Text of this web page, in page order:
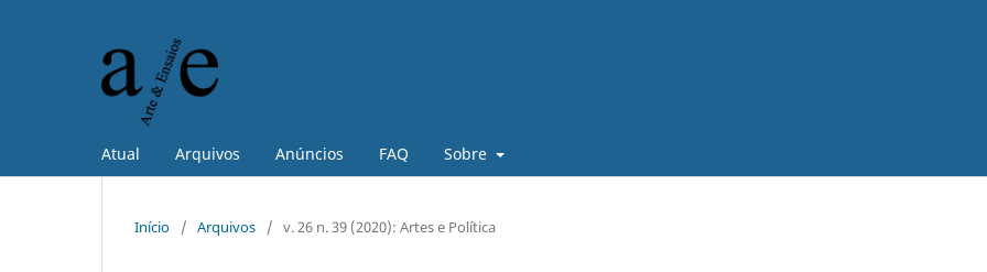
Atual Arquivos Anúncios FAQ Sobre
Início / Arquivos / v. 26 n. 39 (2020): Artes e Política